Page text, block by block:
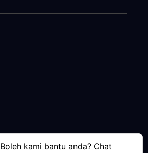
Boleh kami bantu anda? Chat